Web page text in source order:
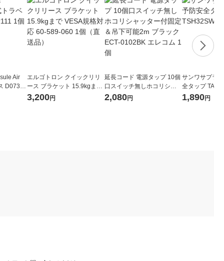
Air
D07321
エルゴトロン クイックリリ
ース ブラケット 15.9kgまで
VESA規格対応 60-589-060
3,200円
延長コード 電源タップ 10個
口スイッチ無しホコリシャ
ッター付固定＆吊下可能2m
2,080円
サンワサプラ
全タップ TAP-
個
1,890円